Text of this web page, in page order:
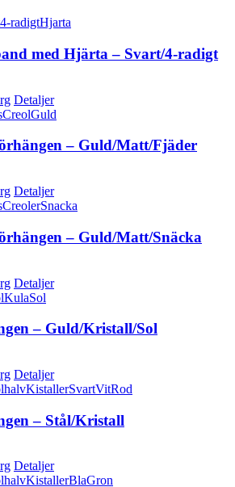
med Hjärta – Svart/4-radigt
Detaljer
– Guld/Matt/Fjäder
Detaljer
– Guld/Matt/Snäcka
Detaljer
– Guld/Kristall/Sol
Detaljer
– Stål/Kristall
Detaljer